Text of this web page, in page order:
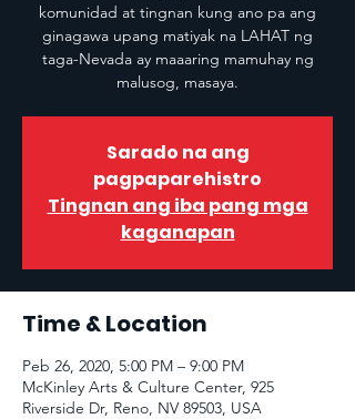
komunidad at tingnan kung ano pa ang
ginagawa upang matiyak na LAHAT ng
taga-Nevada ay maaaring mamuhay ng
malusog, masaya.
Sarado na ang
pagpaparehistro
Tingnan ang iba pang mga
kaganapan
Time & Location
Peb 26, 2020, 5:00 PM – 9:00 PM
McKinley Arts & Culture Center, 925
Riverside Dr, Reno, NV 89503, USA